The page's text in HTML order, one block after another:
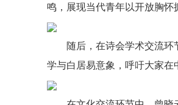
鸣，展现当代青年以开放胸怀
随后，在诗会学术交流环
学与白居易意象，呼吁大家在